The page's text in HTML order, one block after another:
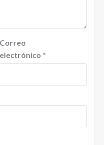
Correo
electrónico *